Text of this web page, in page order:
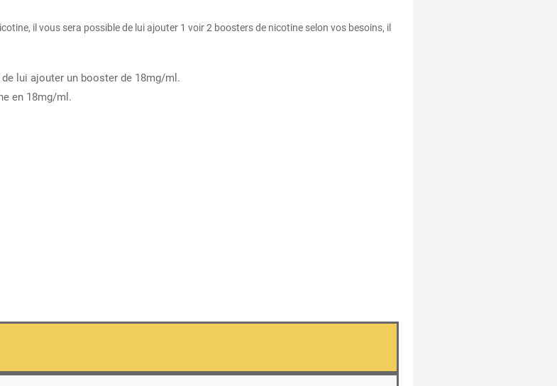
il vous sera possible de lui ajouter 1 voir 2 boosters de nicotine selon vos besoins, il
lui ajouter un booster de 18mg/ml.
en 18mg/ml.